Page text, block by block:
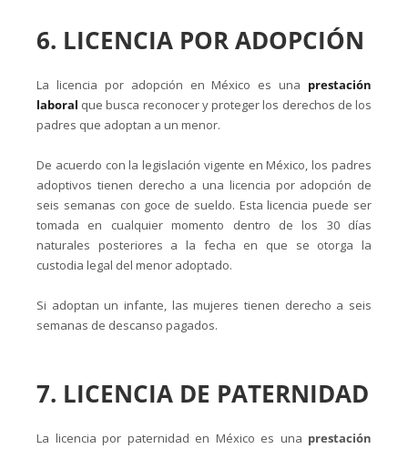
6. LICENCIA POR ADOPCIÓN
La licencia por adopción en México es una prestación
laboral que busca reconocer y proteger los derechos de los
padres que adoptan a un menor.
De acuerdo con la legislación vigente en México, los padres
adoptivos tienen derecho a una licencia por adopción de
seis semanas con goce de sueldo. Esta licencia puede ser
tomada en cualquier momento dentro de los 30 días
naturales posteriores a la fecha en que se otorga la
custodia legal del menor adoptado.
Si adoptan un infante, las mujeres tienen derecho a seis
semanas de descanso pagados.
7. LICENCIA DE PATERNIDAD
La licencia por paternidad en México es una prestación